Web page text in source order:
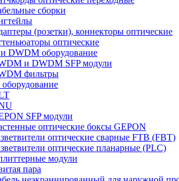
сборки
(розетки), коннекторы оптические
оптические
DWDM оборудование
и DWDM SFP модули
фильтры
SFP модули
оптические боксы GEPON
оптические сварные FTB (FBT)
оптические планарные (PLC)
модули
пара